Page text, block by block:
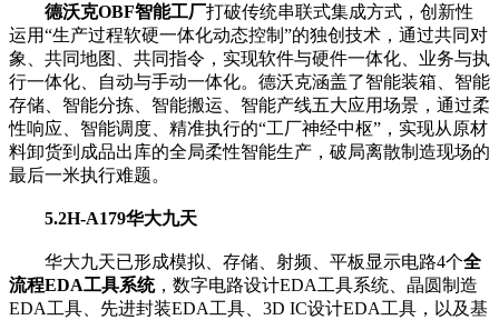
德沃克OBF智能工厂打破传统串联式集成方式，创新性
运用“生产过程软硬一体化动态控制”的独创技术，通过共同对
象、共同地图、共同指令，实现软件与硬件一体化、业务与执
行一体化、自动与手动一体化。德沃克涵盖了智能装箱、智能
存储、智能分拣、智能搬运、智能产线五大应用场景，通过柔
性响应、智能调度、精准执行的“工厂神经中枢”，实现从原材
料卸货到成品出库的全局柔性智能生产，破局离散制造现场的
最后一米执行难题。
5.2H-A179华大九天
华大九天已形成模拟、存储、射频、平板显示电路4个全
流程EDA工具系统，数字电路设计EDA工具系统、晶圆制造
EDA工具、先进封装EDA工具、3D IC设计EDA工具，以及基